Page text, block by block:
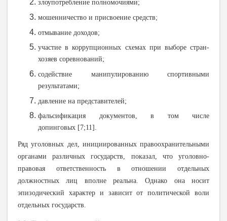
злоупотребление полномочиями;
мошенничество и присвоение средств;
отмывание доходов;
участие в коррупционных схемах при выборе стран-
хозяев соревнований;
содействие манипулированию спортивными
результатами;
давление на представителей;
фальсификация документов, в том числе
допинговых [7;11].
Ряд уголовных дел, инициированных правоохранительными
органами различных государств, показал, что уголовно-
правовая ответственность в отношении отдельных
должностных лиц вполне реальна. Однако она носит
эпизодический характер и зависит от политической воли
отдельных государств.